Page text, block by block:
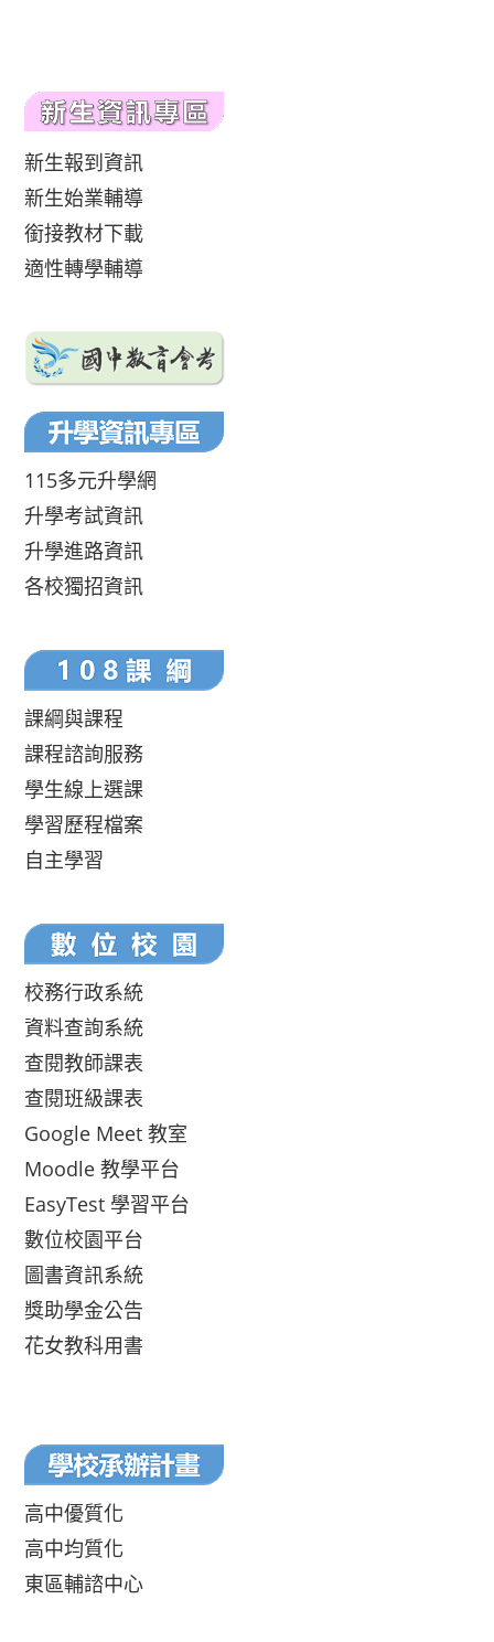
新生報到資訊
新生始業輔導
銜接教材下載
適性轉學輔導
115多元升學網
升學考試資訊
升學進路資訊
各校獨招資訊
課綱與課程
課程諮詢服務
學生線上選課
學習歷程檔案
自主學習
校務行政系統
資料查詢系統
查閱教師課表
查閱班級課表
Google Meet 教室
Moodle 教學平台
EasyTest 學習平台
數位校園平台
圖書資訊系統
獎助學金公告
花女教科用書
高中優質化
高中均質化
東區輔諮中心